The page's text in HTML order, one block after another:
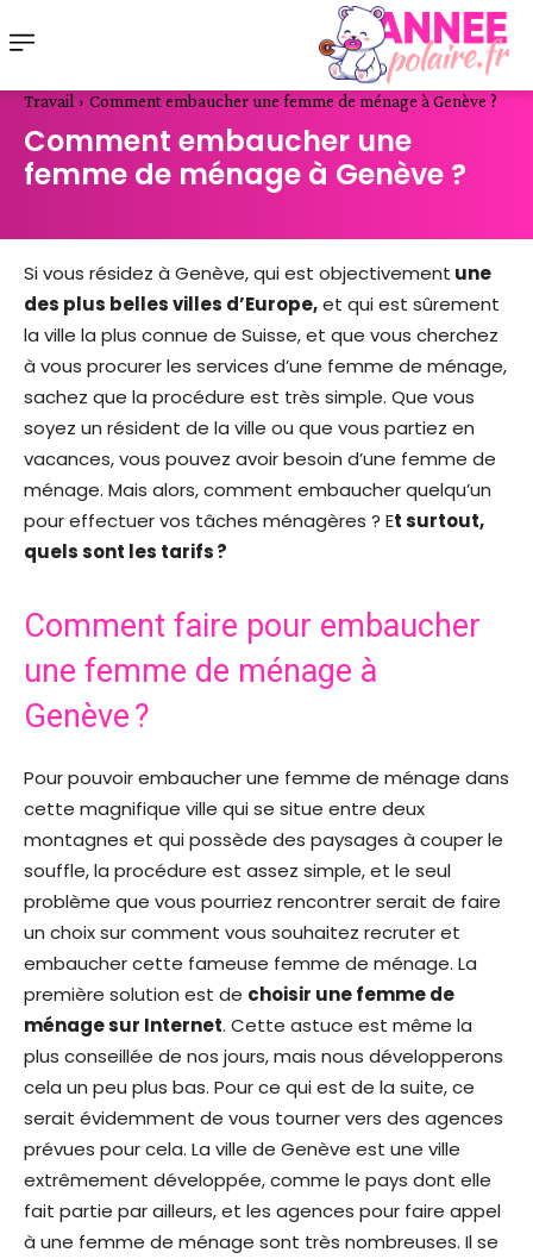
Travail Comment embaucher une femme de ménage à Genève ?
Comment embaucher une
femme de ménage à Genève ?
Si vous résidez à Genève, qui est objectivement une
des plus belles villes d’Europe,et qui est sûrement
la ville la plus connue de Suisse, et que vous cherchez
à vous procurer les services d’une femme de ménage,
sachez que la procédure est très simple. Que vous
soyez un résident de la ville ou que vous partiez en
vacances, vous pouvez avoir besoin d’une femme de
ménage. Mais alors, comment embaucher quelqu’un
pour effectuer vos tâches ménagères ? Et surtout,
quels sont les tarifs ?
Comment faire pour embaucher
une femme de ménage à
Genève ?
Pour pouvoir embaucher une femme de ménage dans
cette magnifique ville qui se situe entre deux
montagnes et qui possède des paysages à couper le
souffle, la procédure est assez simple, et le seul
problème que vous pourriez rencontrer serait de faire
un choix sur comment vous souhaitez recruter et
embaucher cette fameuse femme de ménage. La
première solution est de choisir une femme de
ménage sur Internet. Cette astuce est même la
plus conseillée de nos jours, mais nous développerons
cela un peu plus bas. Pour ce qui est de la suite, ce
serait évidemment de vous tourner vers des agences
prévues pour cela. La ville de Genève est une ville
extrêmement développée, comme le pays dont elle
fait partie par ailleurs, et les agences pour faire appel
à une femme de ménage sont très nombreuses. Il se